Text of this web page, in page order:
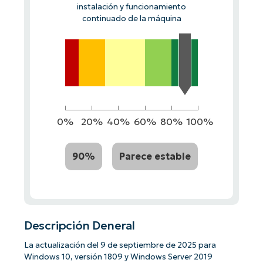
instalación y funcionamiento
continuado de la máquina
0% 20% 40% 60% 80% 100%
90% Parece estable
Descripción Deneral
La actualización del 9 de septiembre de 2025 para
Windows 10, versión 1809 y Windows Server 2019